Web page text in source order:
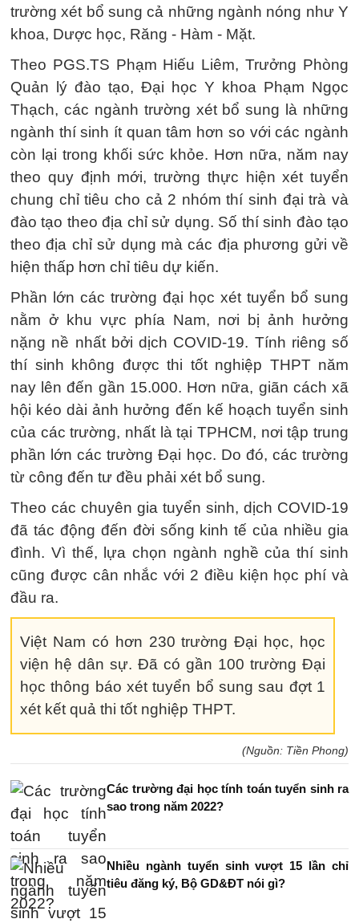
trường xét bổ sung cả những ngành nóng như Y
khoa, Dược học, Răng - Hàm - Mặt.
Theo PGS.TS Phạm Hiếu Liêm, Trưởng Phòng
Quản lý đào tạo, Đại học Y khoa Phạm Ngọc
Thạch, các ngành trường xét bổ sung là những
ngành thí sinh ít quan tâm hơn so với các ngành
còn lại trong khối sức khỏe. Hơn nữa, năm nay
theo quy định mới, trường thực hiện xét tuyển
chung chỉ tiêu cho cả 2 nhóm thí sinh đại trà và
đào tạo theo địa chỉ sử dụng. Số thí sinh đào tạo
theo địa chỉ sử dụng mà các địa phương gửi về
hiện thấp hơn chỉ tiêu dự kiến.
Phần lớn các trường đại học xét tuyển bổ sung
nằm ở khu vực phía Nam, nơi bị ảnh hưởng
nặng nề nhất bởi dịch COVID-19. Tính riêng số
thí sinh không được thi tốt nghiệp THPT năm
nay lên đến gần 15.000. Hơn nữa, giãn cách xã
hội kéo dài ảnh hưởng đến kế hoạch tuyển sinh
của các trường, nhất là tại TPHCM, nơi tập trung
phần lớn các trường Đại học. Do đó, các trường
từ công đến tư đều phải xét bổ sung.
Theo các chuyên gia tuyển sinh, dịch COVID-19
đã tác động đến đời sống kinh tế của nhiều gia
đình. Vì thế, lựa chọn ngành nghề của thí sinh
cũng được cân nhắc với 2 điều kiện học phí và
đầu ra.
Việt Nam có hơn 230 trường Đại học, học
viện hệ dân sự. Đã có gần 100 trường Đại
học thông báo xét tuyển bổ sung sau đợt 1
xét kết quả thi tốt nghiệp THPT.
(Nguồn: Tiền Phong)
Các trường đại học tính toán tuyển sinh ra
sao trong năm 2022?
Nhiều ngành tuyển sinh vượt 15 lần chỉ
tiêu đăng ký, Bộ GD&ĐT nói gì?